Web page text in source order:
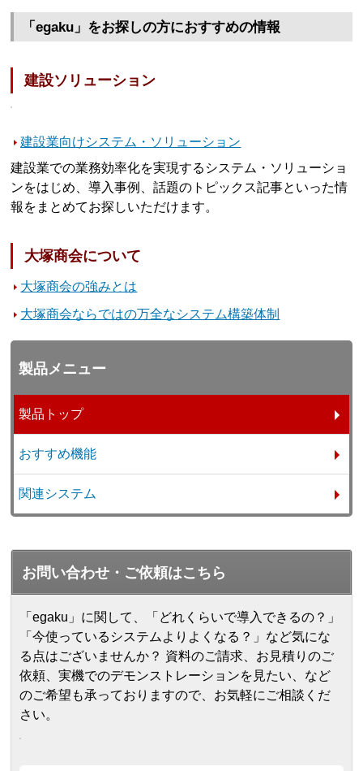
「egaku」をお探しの方におすすめの情報
建設ソリューション
建設業向けシステム・ソリューション
建設業での業務効率化を実現するシステム・ソリューショ
ンをはじめ、導入事例、話題のトピックス記事といった情
報をまとめてお探しいただけます。
大塚商会について
大塚商会の強みとは
大塚商会ならではの万全なシステム構築体制
製品メニュー
製品トップ
おすすめ機能
関連システム
お問い合わせ・ご依頼はこちら
「egaku」に関して、「どれくらいで導入できるの？」
「今使っているシステムよりよくなる？」など気にな
る点はございませんか？ 資料のご請求、お見積りのご
依頼、実機でのデモンストレーションを見たい、など
のご希望も承っておりますので、お気軽にご相談くだ
さい。